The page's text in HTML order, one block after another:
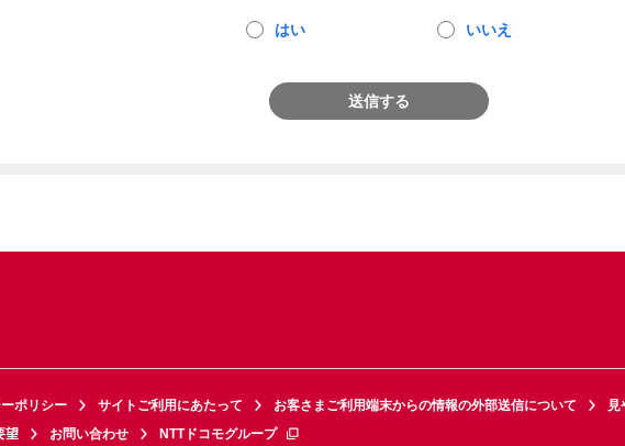
はい いいえ
送信する
ポリシー サイトご利用にあたって お客さまご利用端末からの情報の外部送信について
見
望 お問い合わせ NTTドコモグループ